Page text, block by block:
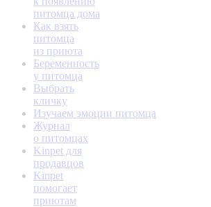
питомца дома
Как взять
питомца
из приюта
Беременность
у питомца
Выбрать
кличку
Изучаем эмоции питомца
Журнал
о питомцах
Kinpet для
продавцов
Kinpet
помогает
приютам